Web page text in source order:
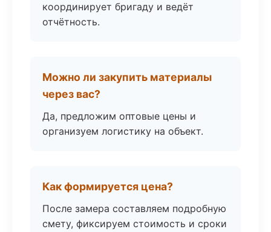
координирует бригаду и ведёт
отчётность.
Можно ли закупить материалы
через вас?
Да, предложим оптовые цены и
организуем логистику на объект.
Как формируется цена?
После замера составляем подробную
смету, фиксируем стоимость и сроки